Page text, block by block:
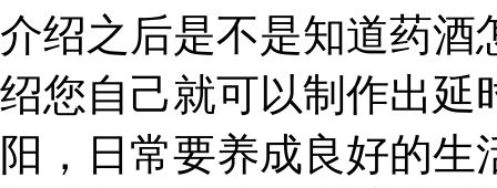
介绍之后是不是知道药酒
绍您自己就可以制作出延
阳，日常要养成良好的